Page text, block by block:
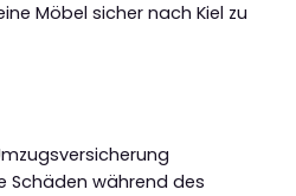
Möbel sicher nach Kiel zu
während des